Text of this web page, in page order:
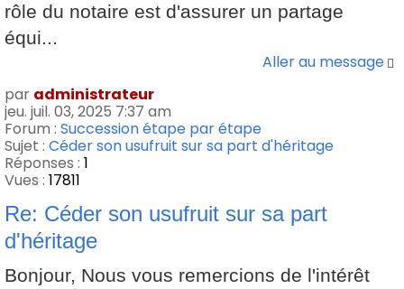
rôle du notaire est d'assurer un partage
équi...
Aller au message
par administrateur
jeu. juil. 03, 2025 7:37 am
Forum : Succession étape par étape
Sujet : Céder son usufruit sur sa part d'héritage
Réponses : 1
Vues : 17811
Re: Céder son usufruit sur sa part
d'héritage
Bonjour, Nous vous remercions de l'intérêt